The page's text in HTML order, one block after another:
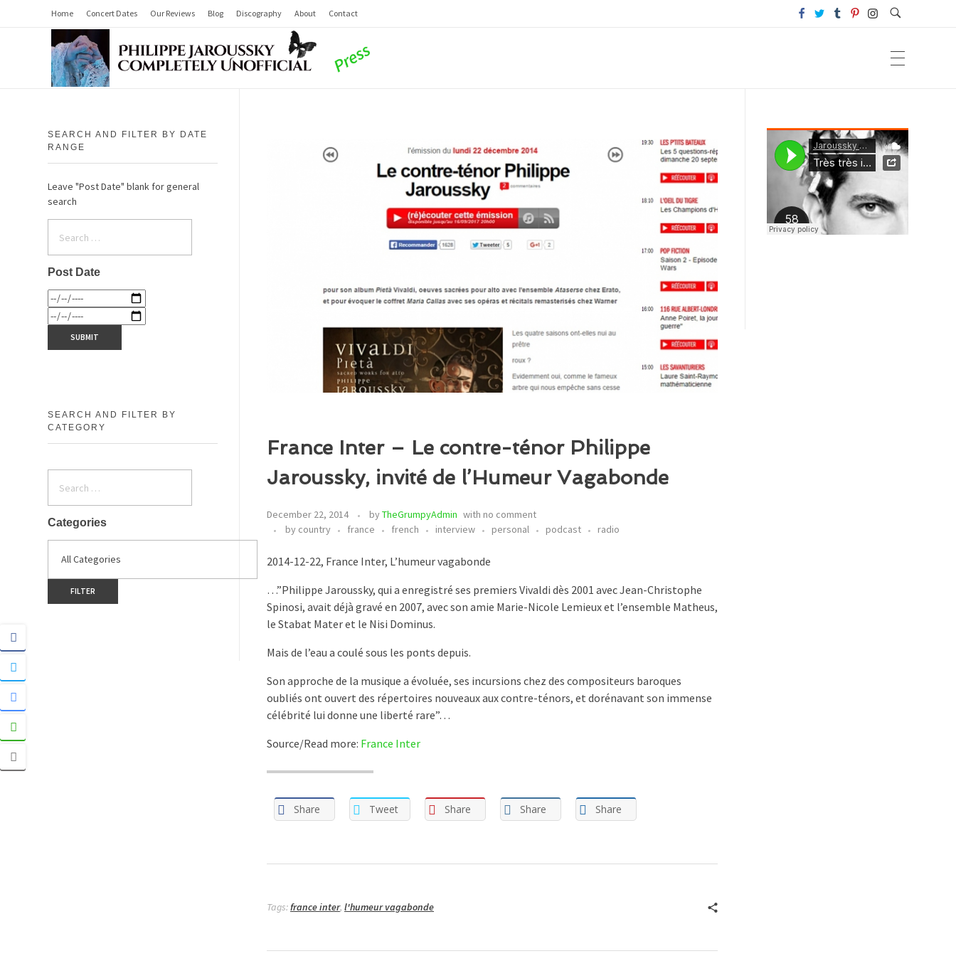
Home Concert Dates Our Reviews Blog Discography About Contact
France Inter – Le contre-ténor Philippe
Jaroussky, invité de l’Humeur Vagabonde
December 22, 2014 byTheGrumpyAdmin with no comment
by country
france french interview personal podcast radio
2014-12-22, France Inter, L’humeur vagabonde
…”Philippe Jaroussky, qui a enregistré ses premiers Vivaldi dès 2001 avec Jean-Christophe
Spinosi, avait déjà gravé en 2007, avec son amie Marie-Nicole Lemieux et l’ensemble Matheus,
le Stabat Mater et le Nisi Dominus.
Mais de l’eau a coulé sous les ponts depuis.
Son approche de la musique a évoluée, ses incursions chez des compositeurs baroques
oubliés ont ouvert des répertoires nouveaux aux contre-ténors, et dorénavant son immense
célébrité lui donne une liberté rare”…
Source/Read more: France Inter
Share Tweet Share Share Share
Tags:france inter, l'humeur vagabonde
SEARCH AND FILTER BY DATE
RANGE
Leave "Post Date" blank for general
search
Post Date
SEARCH AND FILTER BY
CATEGORY
Categories